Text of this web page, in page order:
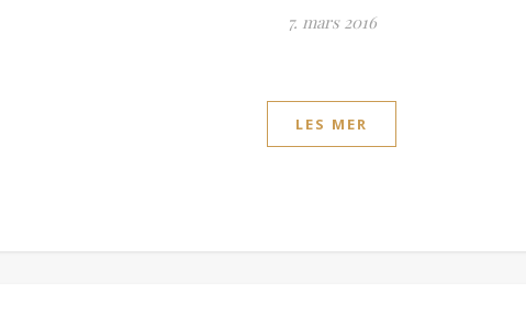
7. mars 2016
LES MER